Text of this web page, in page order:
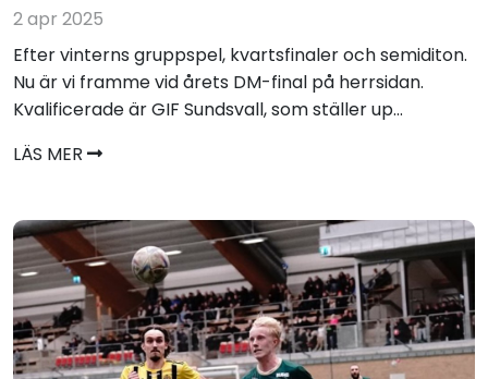
2 apr 2025
Efter vinterns gruppspel, kvartsfinaler och semiditon.
Nu är vi framme vid årets DM-final på herrsidan.
Kvalificerade är GIF Sundsvall, som ställer up...
LÄS MER